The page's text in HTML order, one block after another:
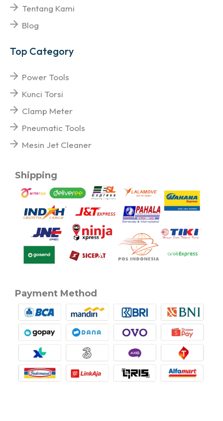
Tentang Kami
Blog
Top Category
Power Tools
Kunci Torsi
Clamp Meter
Pneumatic Tools
Mesin Jet Cleaner
Shipping
Payment Method